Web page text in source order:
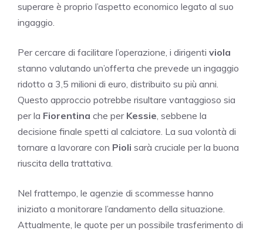
superare è proprio l’aspetto economico legato al suo
ingaggio.
Per cercare di facilitare l’operazione, i dirigenti viola
stanno valutando un’offerta che prevede un ingaggio
ridotto a 3,5 milioni di euro, distribuito su più anni.
Questo approccio potrebbe risultare vantaggioso sia
per la Fiorentina che per Kessie, sebbene la
decisione finale spetti al calciatore. La sua volontà di
tornare a lavorare con Pioli sarà cruciale per la buona
riuscita della trattativa.
Nel frattempo, le agenzie di scommesse hanno
iniziato a monitorare l’andamento della situazione.
Attualmente, le quote per un possibile trasferimento di